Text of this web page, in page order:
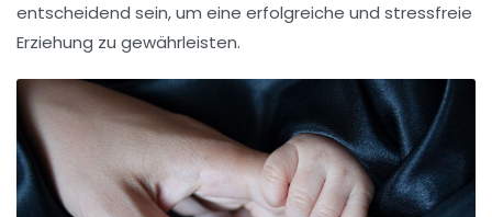
entscheidend sein, um eine erfolgreiche und stressfreie
Erziehung zu gewährleisten.